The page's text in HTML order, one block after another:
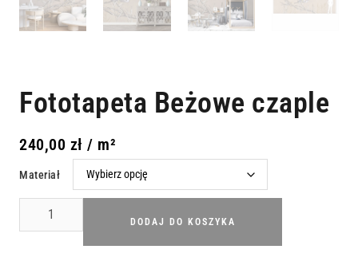
Fototapeta Beżowe czaple
240,00 zł / m²
Materiał
DODAJ DO KOSZYKA